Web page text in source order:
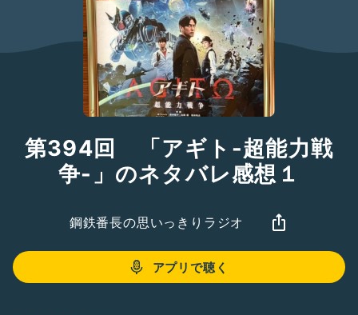
第394回 「アギト-超能力戦
争-」のネタバレ感想１
鋼鉄番長の思いっきりラジオ
アプリで聴く